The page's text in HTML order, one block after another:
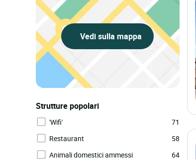
Vedi sulla mappa
Strutture popolari
'Wifi'
71
Restaurant
58
Animali domestici ammessi
64